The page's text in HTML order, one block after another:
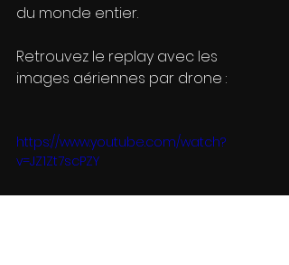
du monde entier.
Retrouvez le replay avec les
images aériennes par drone :
https://www.youtube.com/watch?
v=JZ1Zt7scPZY